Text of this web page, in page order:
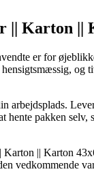
Karton ||
er for
arbejdsplads.
pakken
|| Karton
vedkommende